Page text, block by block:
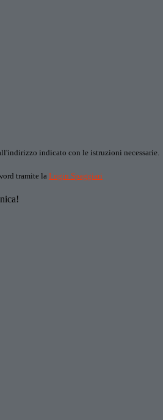
indicato con le istruzioni necessarie.
tramite la Login Spaggiari